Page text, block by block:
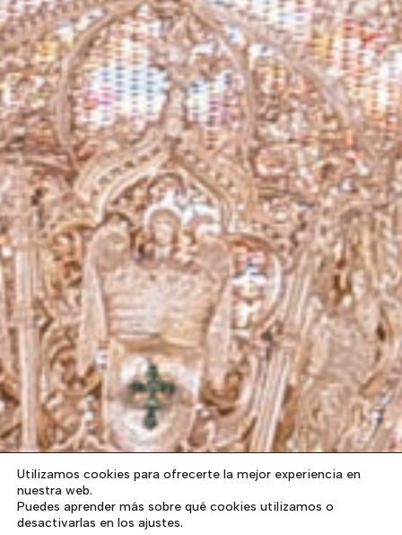
Utilizamos cookies para ofrecerte la mejor experiencia en
nuestra web.
Puedes aprender más sobre qué cookies utilizamos o
desactivarlas en los ajustes.